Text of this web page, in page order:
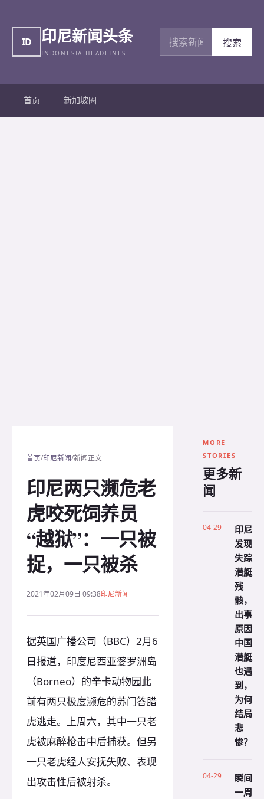
ID 印尼新闻头条
INDONESIA HEADLINES
搜索新闻
搜索
首页 新加坡圈
首页/印尼新闻/新闻正文
印尼两只濒危老
虎咬死饲养员
“越狱”：一只被
捉，一只被杀
2021年02月09日 09:38印尼新闻
据英国广播公司（BBC）2月6
日报道，印度尼西亚婆罗洲岛
（Borneo）的辛卡动物园此
前有两只极度濒危的苏门答腊
虎逃走。上周六，其中一只老
虎被麻醉枪击中后捕获。但另
一只老虎经人安抚失败、表现
出攻击性后被射杀。
MORE
STORIES
更多新
闻
04-29
印尼
发现
失踪
潜艇
残
骸，
出事
原因
中国
潜艇
也遇
到，
为何
结局
悲
惨？
04-29
瞬间
一周